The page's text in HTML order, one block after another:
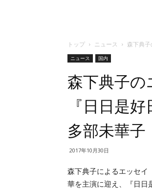
トップ ニュース 森下典
ニュース 国内
森下典子の
『日日是
多部未華子
2017年10月30日
森下典子によるエッセイ
華を主演に迎え、『日日